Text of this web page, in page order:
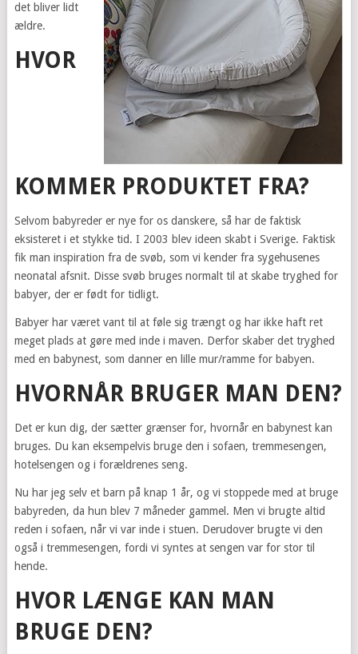
det bliver lidt
ældre.
HVOR
KOMMER PRODUKTET FRA?
Selvom babyreder er nye for os danskere, så har de faktisk
eksisteret i et stykke tid. I 2003 blev ideen skabt i Sverige. Faktisk
fik man inspiration fra de svøb, som vi kender fra sygehusenes
neonatal afsnit. Disse svøb bruges normalt til at skabe tryghed for
babyer, der er født for tidligt.
Babyer har været vant til at føle sig trængt og har ikke haft ret
meget plads at gøre med inde i maven. Derfor skaber det tryghed
med en babynest, som danner en lille mur/ramme for babyen.
HVORNÅR BRUGER MAN DEN?
Det er kun dig, der sætter grænser for, hvornår en babynest kan
bruges. Du kan eksempelvis bruge den i sofaen, tremmesengen,
hotelsengen og i forældrenes seng.
Nu har jeg selv et barn på knap 1 år, og vi stoppede med at bruge
babyreden, da hun blev 7 måneder gammel. Men vi brugte altid
reden i sofaen, når vi var inde i stuen. Derudover brugte vi den
også i tremmesengen, fordi vi syntes at sengen var for stor til
hende.
HVOR LÆNGE KAN MAN
BRUGE DEN?